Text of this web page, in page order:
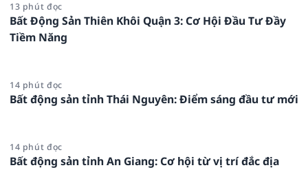
13 phút đọc
Bất Động Sản Thiên Khôi Quận 3: Cơ Hội Đầu Tư Đầy
Tiềm Năng
14 phút đọc
Bất động sản tỉnh Thái Nguyên: Điểm sáng đầu tư mới
14 phút đọc
Bất động sản tỉnh An Giang: Cơ hội từ vị trí đắc địa